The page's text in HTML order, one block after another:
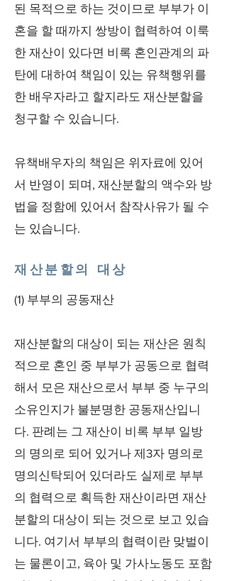
된 목적으로 하는 것이므로 부부가 이
혼을 할 때까지 쌍방이 협력하여 이룩
한 재산이 있다면 비록 혼인관계의 파
탄에 대하여 책임이 있는 유책행위를
한 배우자라고 할지라도 재산분할을
청구할 수 있습니다.
유책배우자의 책임은 위자료에 있어
서 반영이 되며, 재산분할의 액수와 방
법을 정함에 있어서 참작사유가 될 수
는 있습니다.
재산분할의 대상
(1) 부부의 공동재산
재산분할의 대상이 되는 재산은 원칙
적으로 혼인 중 부부가 공동으로 협력
해서 모은 재산으로서 부부 중 누구의
소유인지가 불분명한 공동재산입니
다. 판례는 그 재산이 비록 부부 일방
의 명의로 되어 있거나 제3자 명의로
명의신탁되어 있더라도 실제로 부부
의 협력으로 획득한 재산이라면 재산
분할의 대상이 되는 것으로 보고 있습
니다. 여기서 부부의 협력이란 맞벌이
는 물론이고, 육아 및 가사노동도 포함